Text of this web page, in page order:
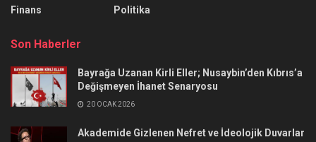
Finans
Politika
Son Haberler
Bayrağa Uzanan Kirli Eller; Nusaybin’den Kıbrıs’a
Değişmeyen İhanet Senaryosu
20 OCAK 2026
Akademide Gizlenen Nefret ve İdeolojik Duvarlar